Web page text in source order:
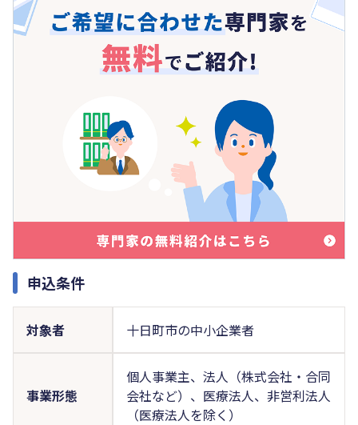
申込条件
対象者 十日町市の中小企業者
事業形態
個人事業主、法人（株式会社・合同
会社など）、医療法人、非営利法人
（医療法人を除く）